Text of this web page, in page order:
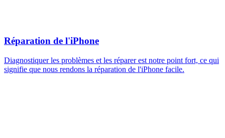
Réparation de l'iPhone
Diagnostiquer les problèmes et les réparer est notre point fort, ce qui
signifie que nous rendons la réparation de l'iPhone facile.